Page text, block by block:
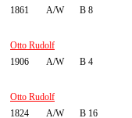
1861
A/W B 8
Otto Rudolf
1906
A/W B 4
Otto Rudolf
1824
A/W B 16